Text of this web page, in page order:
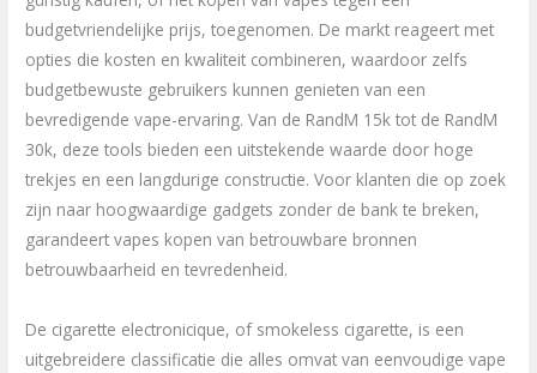
budgetvriendelijke prijs, toegenomen. De markt reageert met
opties die kosten en kwaliteit combineren, waardoor zelfs
budgetbewuste gebruikers kunnen genieten van een
bevredigende vape-ervaring. Van de RandM 15k tot de RandM
30k, deze tools bieden een uitstekende waarde door hoge
trekjes en een langdurige constructie. Voor klanten die op zoek
zijn naar hoogwaardige gadgets zonder de bank te breken,
garandeert vapes kopen van betrouwbare bronnen
betrouwbaarheid en tevredenheid.
De cigarette electronicique, of smokeless cigarette, is een
uitgebreidere classificatie die alles omvat van eenvoudige vape